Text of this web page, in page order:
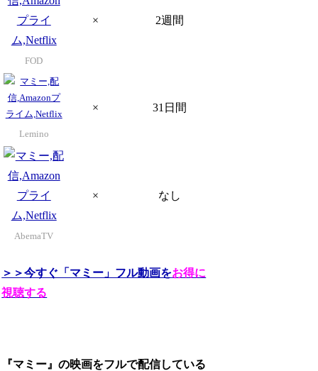
FOD
× 2週間
Lemino
× 31日間
AbemaTV
× なし
＞＞今すぐ「マミー」フル動画をお得に
視聴する
『マミー』の映画をフルで配信している